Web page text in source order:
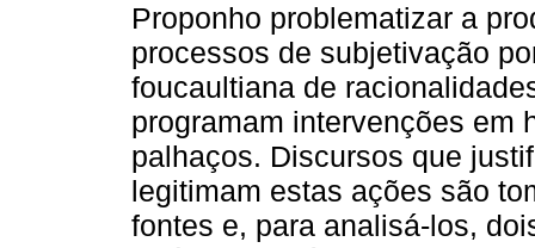
Proponho problematizar a
processos de subjetivação
foucaultiana de
programam intervenções em
palhaços. Discursos que
legitimam estas ações são
fontes e, para analisá-los,